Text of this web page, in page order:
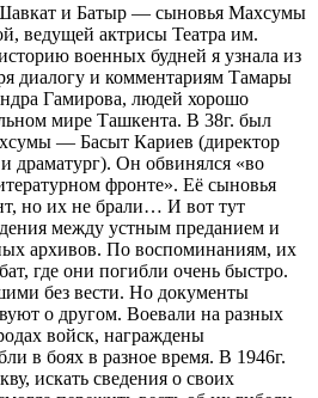
и Батыр — сыновья Махсумы
ведущей актрисы Театра им.
военных будней я узнала из
диалогу и комментариям Тамары
Гамирова, людей хорошо
мире Ташкента. В 38г. был
— Басыт Кариев (директор
драматург). Он обвинялся «во
фронте». Её сыновья
но их не брали… И вот тут
между устным преданием и
архивов. По воспоминаниям, их
где они погибли очень быстро.
без вести. Но документы
о другом. Воевали на разных
войск, награждены
в боях в разное время. В 1946г.
искать сведения о своих